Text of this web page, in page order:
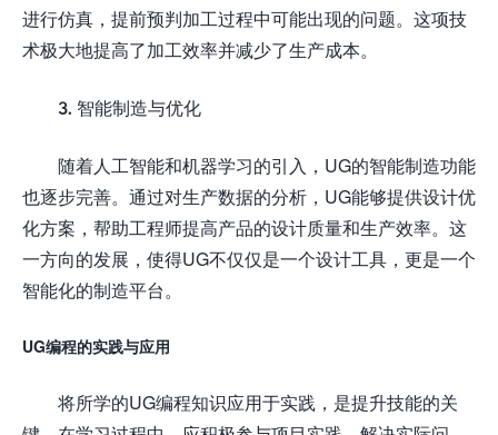
进行仿真，提前预判加工过程中可能出现的问题。这项技
术极大地提高了加工效率并减少了生产成本。
3. 智能制造与优化
随着人工智能和机器学习的引入，UG的智能制造功能
也逐步完善。通过对生产数据的分析，UG能够提供设计优
化方案，帮助工程师提高产品的设计质量和生产效率。这
一方向的发展，使得UG不仅仅是一个设计工具，更是一个
智能化的制造平台。
UG编程的实践与应用
将所学的UG编程知识应用于实践，是提升技能的关